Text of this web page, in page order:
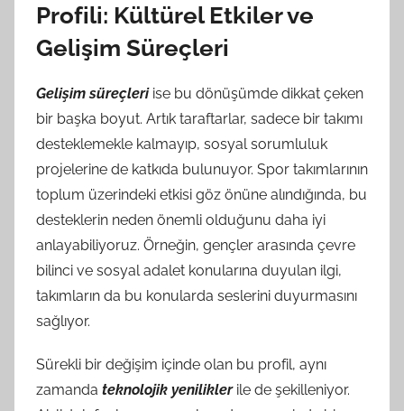
Profili: Kültürel Etkiler ve
Gelişim Süreçleri
Gelişim süreçleriise bu dönüşümde dikkat çeken
bir başka boyut. Artık taraftarlar, sadece bir takımı
desteklemekle kalmayıp, sosyal sorumluluk
projelerine de katkıda bulunuyor. Spor takımlarının
toplum üzerindeki etkisi göz önüne alındığında, bu
desteklerin neden önemli olduğunu daha iyi
anlayabiliyoruz. Örneğin, gençler arasında çevre
bilinci ve sosyal adalet konularına duyulan ilgi,
takımların da bu konularda seslerini duyurmasını
sağlıyor.
Sürekli bir değişim içinde olan bu profil, aynı
zamanda teknolojik yeniliklerile de şekilleniyor.